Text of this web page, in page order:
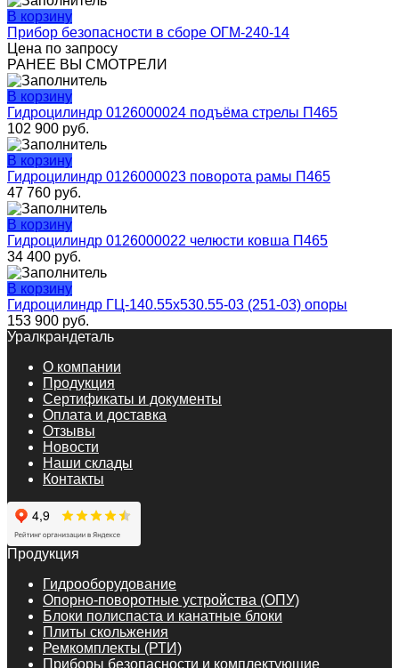
В корзину
Прибор безопасности в сборе ОГМ-240-14
Цена по запросу
РАНЕЕ ВЫ СМОТРЕЛИ
В корзину
Гидроцилиндр 0126000024 подъёма стрелы П465
102 900 руб.
В корзину
Гидроцилиндр 0126000023 поворота рамы П465
47 760 руб.
В корзину
Гидроцилиндр 0126000022 челюсти ковша П465
34 400 руб.
В корзину
Гидроцилиндр ГЦ-140.55х530.55-03 (251-03) опоры
153 900 руб.
Уралкрандеталь
О компании
Продукция
Сертификаты и документы
Оплата и доставка
Отзывы
Новости
Наши склады
Контакты
Продукция
Гидрооборудование
Опорно-поворотные устройства (ОПУ)
Блоки полиспаста и канатные блоки
Плиты скольжения
Ремкомплекты (РТИ)
Приборы безопасности и комплектующие